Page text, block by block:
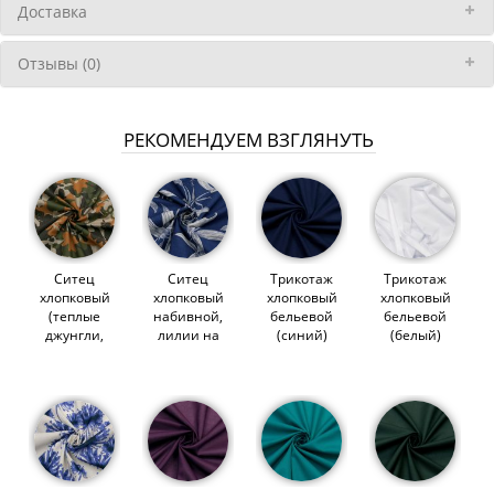
Доставка
Отзывы (0)
РЕКОМЕНДУЕМ ВЗГЛЯНУТЬ
Ситец
хлопковый
(теплые
джунгли,
Ситец
хлопковый
набивной,
лилии на
Трикотаж
хлопковый
бельевой
(синий)
Трикотаж
хлопковый
бельевой
(белый)